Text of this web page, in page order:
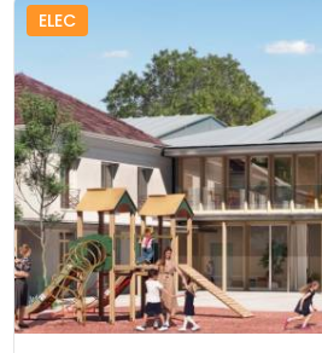
ELEC